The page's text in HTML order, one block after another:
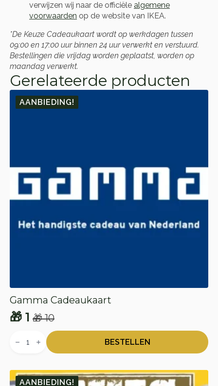
verwijzen wij naar de officiële algemene
voorwaarden op de website van IKEA.
*De Keuze Cadeaukaart wordt op werkdagen tussen
09:00 en 17:00 uur binnen 24 uur verwerkt en verstuurd.
Bestellingen die vrijdag worden geplaatst, worden op
maandag verwerkt.
Gerelateerde producten
AANBIEDING!
Gamma Cadeaukaart
🎁10
Oorspronkelijke
prijs
🎁 10.
🎁 1
Huidige
prijs
🎁 1.
Cadeaukaart
BESTELLEN
AANBIEDING!